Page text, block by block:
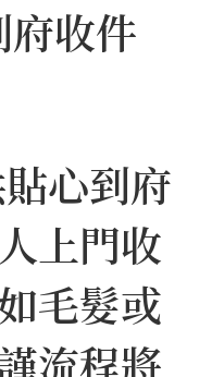
收件
心到府
上門收
毛髮或
流程將